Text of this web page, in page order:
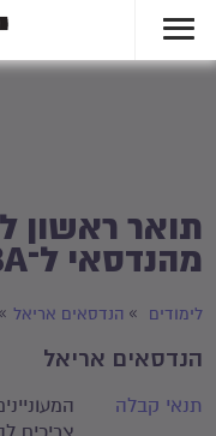
תואר ראשון
מהנדסאי ל־BA
לימודים הנדסאים אריאל
הנדסאים אריאל
תנאי קבלה